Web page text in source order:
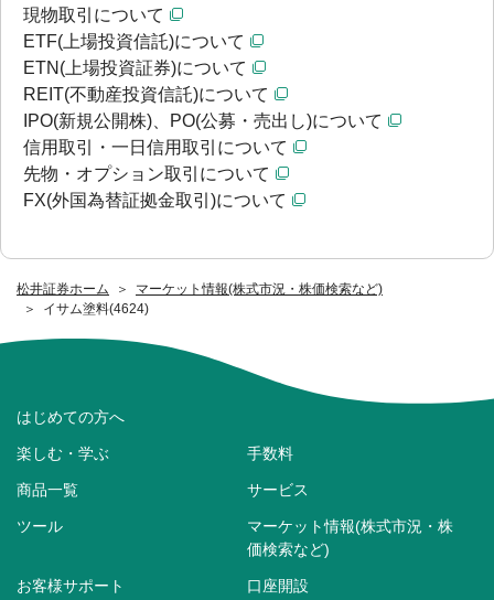
松井証券ホーム
マーケット情報(株式市況・株価検索など)
イサム塗料(4624)
現物取引について
ETF(上場投資信託)について
ETN(上場投資証券)について
REIT(不動産投資信託)について
IPO(新規公開株)、PO(公募・売出し)について
信用取引・一日信用取引について
先物・オプション取引について
FX(外国為替証拠金取引)について
はじめての方へ
楽しむ・学ぶ 手数料
商品一覧 サービス
ツール
マーケット情報(株式市況・株
価検索など)
お客様サポート 口座開設